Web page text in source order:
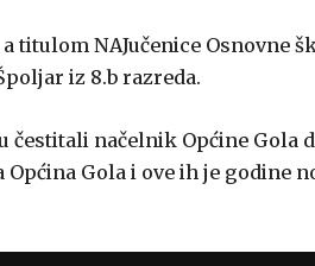
titulom NAJučenice Osnovne
iz 8.b razreda.
čestitali načelnik Općine Gola
Gola i ove ih je godine